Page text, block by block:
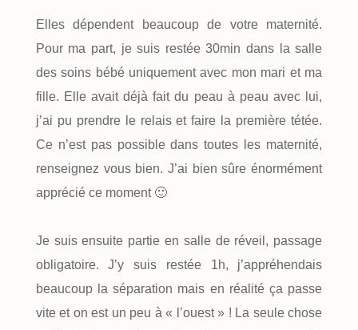
Elles dépendent beaucoup de votre maternité.
Pour ma part, je suis restée 30min dans la salle
des soins bébé uniquement avec mon mari et ma
fille. Elle avait déjà fait du peau à peau avec lui,
j’ai pu prendre le relais et faire la première tétée.
Ce n’est pas possible dans toutes les maternité,
renseignez vous bien. J’ai bien sûre énormément
apprécié ce moment 🙂
Je suis ensuite partie en salle de réveil, passage
obligatoire. J’y suis restée 1h, j’appréhendais
beaucoup la séparation mais en réalité ça passe
vite et on est un peu à « l’ouest » ! La seule chose